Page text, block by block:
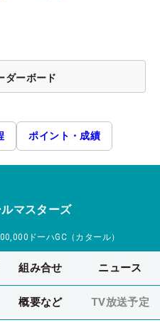
ダーボード
ポイント・成績
マスターズ
ドーハGC（カタール）
組み合せ ニュース
概要など TV放送予定